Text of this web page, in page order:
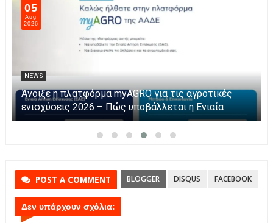
05
Aug
2026
NEWS
Η Καινοτομία στα ταξίδια μόνο στο Skarpos Tours
Parga
POST A COMMENT BLOGGER DISQUS FACEBOOK
Δεν υπάρχουν σχόλια: